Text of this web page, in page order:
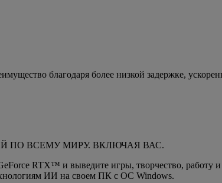
благодаря более низкой задержке,
ПО ВСЕМУ МИРУ. ВКЛЮЧАЯ ВАС.
RTX™ и выведите игры, творчество, работу
ИИ на своем ПК с ОС Windows.